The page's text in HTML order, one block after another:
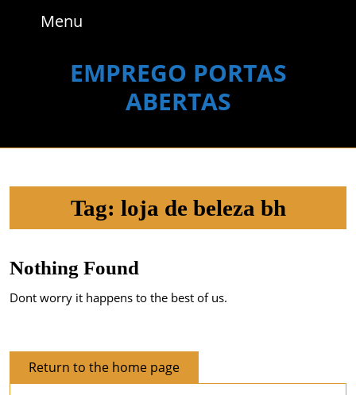
Menu
EMPREGO PORTAS
ABERTAS
Tag: loja de beleza bh
Nothing Found
Dont worry it happens to the best of us.
Return to the home pageReturn
to